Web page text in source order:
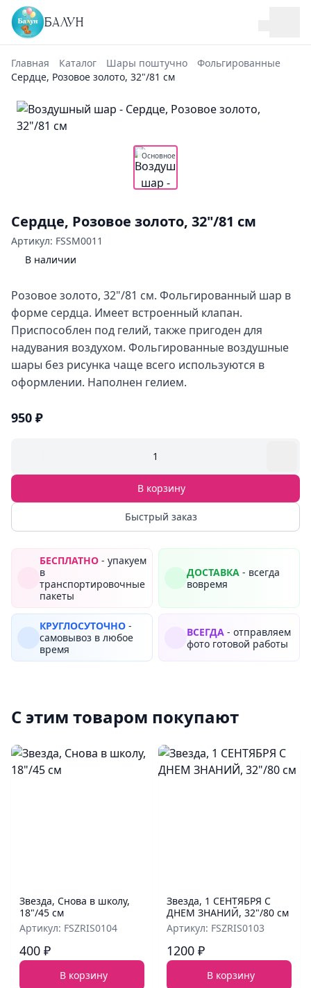
БАЛУН
Главная Каталог Шары поштучно
Фольгированные
Сердце, Розовое золото, 32"/81 см
Основное
Сердце, Розовое золото, 32"/81 см
Артикул: FSSM0011
В наличии
Розовое золото, 32"/81 см. Фольгированный шар в
форме сердца. Имеет встроенный клапан.
Приспособлен под гелий, также пригоден для
надувания воздухом. Фольгированные воздушные
шары без рисунка чаще всего используются в
оформлении. Наполнен гелием.
950 ₽
1
В корзину
Быстрый заказ
БЕСПЛАТНО - упакуем
в
транспортировочные
пакеты
ДОСТАВКА - всегда
вовремя
КРУГЛОСУТОЧНО -
самовывоз в любое
время
ВСЕГДА - отправляем
фото готовой работы
С этим товаром покупают
Звезда, Снова в школу,
18"/45 см
Артикул: FSZRIS0104
400 ₽
В корзину
Звезда, 1 СЕНТЯБРЯ С
ДНЕМ ЗНАНИЙ, 32"/80 см
Артикул: FSZRIS0103
1200 ₽
В корзину